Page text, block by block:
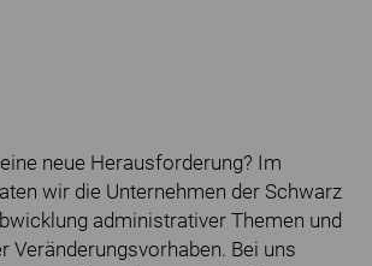
neue Herausforderung? Im
wir die Unternehmen der Schwarz
administrativer Themen und
Veränderungsvorhaben. Bei uns